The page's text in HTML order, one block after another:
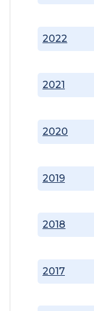
2017
2018
2019
2020
2021
2022